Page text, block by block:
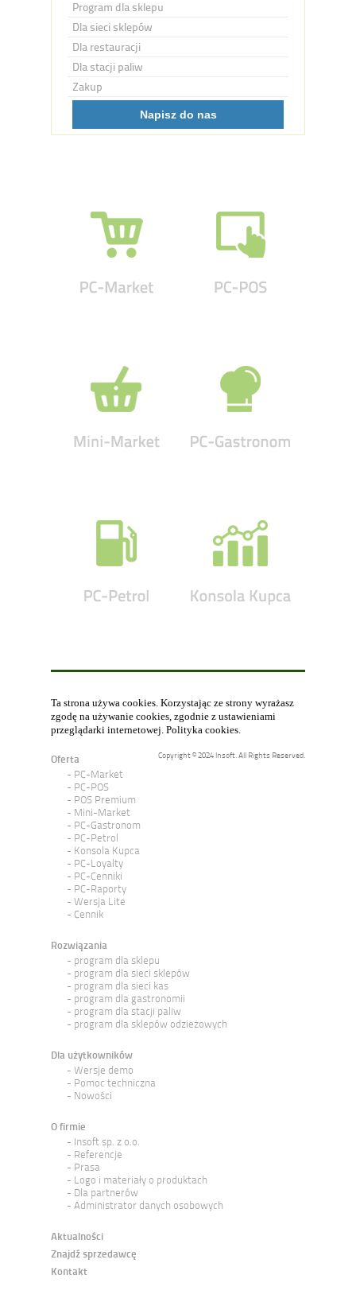
Program dla sklepu
Dla sieci sklepów
Dla restauracji
Dla stacji paliw
Zakup
Napisz do nas
Ta strona używa cookies. Korzystając ze strony wyrażasz
zgodę na używanie cookies, zgodnie z ustawieniami
przeglądarki internetowej. Polityka cookies.
Copyright © 2024 Insoft. All Rights Reserved.
Oferta
PC-Market
PC-POS
POS Premium
Mini-Market
PC-Gastronom
PC-Petrol
Konsola Kupca
PC-Loyalty
PC-Cenniki
PC-Raporty
Wersja Lite
Cennik
Rozwiązania
program dla sklepu
program dla sieci sklepów
program dla sieci kas
program dla gastronomii
program dla stacji paliw
program dla sklepów odzieżowych
Dla użytkowników
Wersje demo
Pomoc techniczna
Nowości
O firmie
Insoft sp. z o.o.
Referencje
Prasa
Logo i materiały o produktach
Dla partnerów
Administrator danych osobowych
Aktualności
Znajdź sprzedawcę
Kontakt